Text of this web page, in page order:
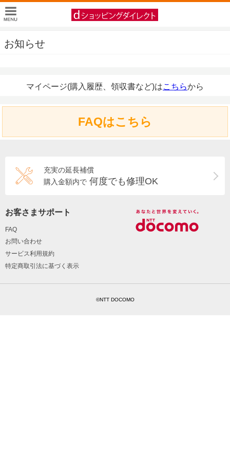
お知らせ
マイページ(購入履歴、領収書など)はこちらから
FAQはこちら
充実の延長補償
購入金額内で 何度でも修理OK
お客さまサポート
FAQ
お問い合わせ
サービス利用規約
特定商取引法に基づく表示
©NTT DOCOMO